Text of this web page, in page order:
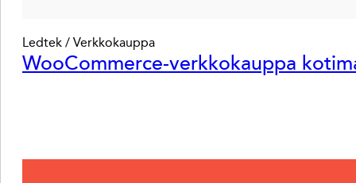
Ledtek / Verkkokauppa
WooCommerce-verkkokauppa